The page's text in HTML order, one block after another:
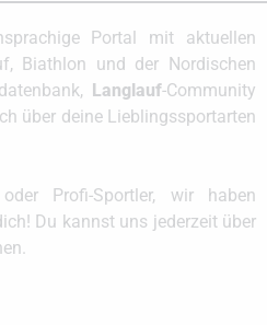
Portal mit aktuellen
Biathlon und der Nordischen
Langlauf-Community
über deine Lieblingssportarten
Profi-Sportler, wir haben
Du kannst uns jederzeit über